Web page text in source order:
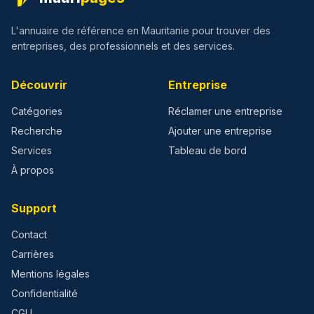
L'annuaire de référence en Mauritanie pour trouver des
entreprises, des professionnels et des services.
Découvrir
Catégories
Recherche
Services
À propos
Entreprise
Réclamer une entreprise
Ajouter une entreprise
Tableau de bord
Support
Contact
Carrières
Mentions légales
Confidentialité